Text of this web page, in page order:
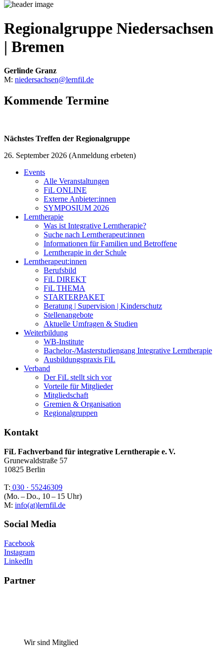
Regionalgruppe Niedersachsen
| Bremen
Gerlinde Granz
M: niedersachsen@lernfil.de
Kommende Termine
Nächstes Treffen der Regionalgruppe
26. September 2026 (Anmeldung erbeten)
Events
Alle Veranstaltungen
FiL ONLINE
Externe Anbieter:innen
SYMPOSIUM 2026
Lerntherapie
Was ist Integrative Lerntherapie?
Suche nach Lerntherapeut:innen
Informationen für Familien und Betroffene
Lerntherapie in der Schule
Lerntherapeut:innen
Berufsbild
FiL DIREKT
FiL THEMA
STARTERPAKET
Beratung | Supervision | Kinderschutz
Stellenangebote
Aktuelle Umfragen & Studien
Weiterbildung
WB-Institute
Bachelor-/Masterstudiengang Integrative Lerntherapie
Ausbildungspraxis FiL
Verband
Der FiL stellt sich vor
Vorteile für Mitglieder
Mitgliedschaft
Gremien & Organisation
Regionalgruppen
Kontakt
FiL Fachverband für integrative Lerntherapie e.V.
Grunewaldstraße 57
10825 Berlin
T: 030 · 55246309
(Mo. – Do., 10 – 15 Uhr)
M: info(at)lernfil.de
Social Media
Facebook
Instagram
LinkedIn
Partner
Wir sind Mitglied